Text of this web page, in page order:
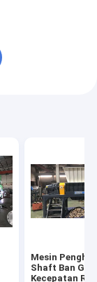
Mesin
Shaft Ban
Kecepatan